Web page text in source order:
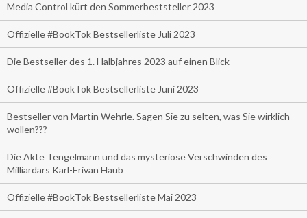
Media Control kürt den Sommerbeststeller 2023
Offizielle #BookTok Bestsellerliste Juli 2023
Die Bestseller des 1. Halbjahres 2023 auf einen Blick
Offizielle #BookTok Bestsellerliste Juni 2023
Bestseller von Martin Wehrle. Sagen Sie zu selten, was Sie wirklich
wollen???
Die Akte Tengelmann und das mysteriöse Verschwinden des
Milliardärs Karl-Erivan Haub
Offizielle #BookTok Bestsellerliste Mai 2023